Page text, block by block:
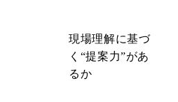
現場理解に基づ
く“提案力”があ
るか